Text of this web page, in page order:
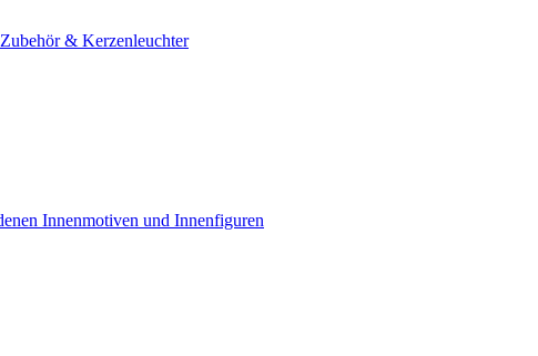
& Kerzenleuchter
Innenmotiven und Innenfiguren